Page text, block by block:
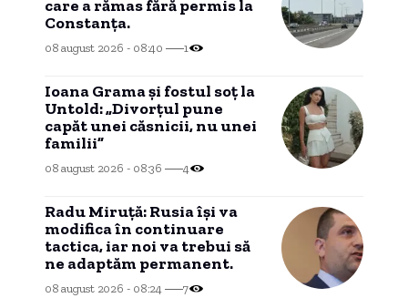
care a rămas fără permis la
Constanța.
08 august 2026 - 08:40 1
Ioana Grama și fostul soț la
Untold: „Divorțul pune
capăt unei căsnicii, nu unei
familii”
08 august 2026 - 08:36 4
Radu Miruță: Rusia își va
modifica în continuare
tactica, iar noi va trebui să
ne adaptăm permanent.
08 august 2026 - 08:24 7